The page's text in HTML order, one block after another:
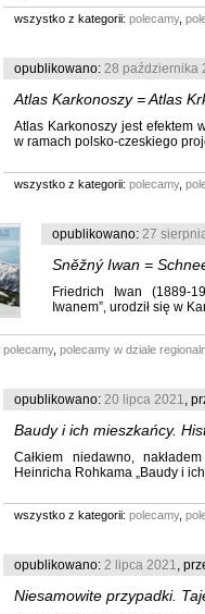
wszystko z kategorii: polecamy,
opublikowano: 28 października
Atlas Karkonoszy = Atlas
Atlas Karkonoszy jest efektem
w ramach polsko-czeskiego
wszystko z kategorii: polecamy,
opublikowano: 27
Sněžný Iwan =
Friedrich Iwan (1889-
Iwanem”, urodził się w
polecamy, polecamy w dziale
opublikowano: 20 lipca 2021,
Baudy i ich mieszkańcy.
Rohkam
Całkiem niedawno,
Heinricha Rohkama „Baudy i
wszystko z kategorii: polecamy,
opublikowano: 2 lipca 2021,
Niesamowite przypadki.